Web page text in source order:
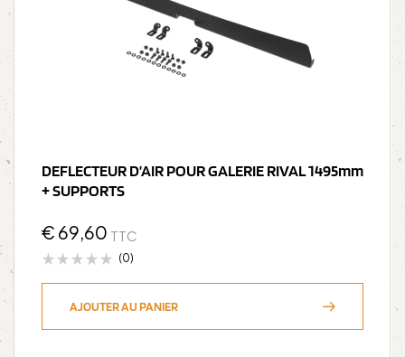
DEFLECTEUR D’AIR POUR GALERIE RIVAL 1495mm
+ SUPPORTS
€ 69,60 TTC
(0)
AJOUTER AU PANIER